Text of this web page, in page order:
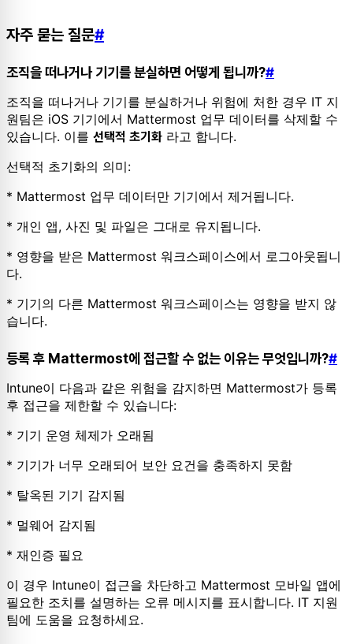
자주 묻는 질문#
조직을 떠나거나 기기를 분실하면 어떻게 됩니까?#
조직을 떠나거나 기기를 분실하거나 위험에 처한 경우 IT 지
원팀은 iOS 기기에서 Mattermost 업무 데이터를 삭제할 수
있습니다. 이를 선택적 초기화 라고 합니다.
선택적 초기화의 의미:
* Mattermost 업무 데이터만 기기에서 제거됩니다.
* 개인 앱, 사진 및 파일은 그대로 유지됩니다.
* 영향을 받은 Mattermost 워크스페이스에서 로그아웃됩니
다.
* 기기의 다른 Mattermost 워크스페이스는 영향을 받지 않
습니다.
등록 후 Mattermost에 접근할 수 없는 이유는 무엇입니까?#
Intune이 다음과 같은 위험을 감지하면 Mattermost가 등록
후 접근을 제한할 수 있습니다:
* 기기 운영 체제가 오래됨
* 기기가 너무 오래되어 보안 요건을 충족하지 못함
* 탈옥된 기기 감지됨
* 멀웨어 감지됨
* 재인증 필요
이 경우 Intune이 접근을 차단하고 Mattermost 모바일 앱에
필요한 조치를 설명하는 오류 메시지를 표시합니다. IT 지원
팀에 도움을 요청하세요.